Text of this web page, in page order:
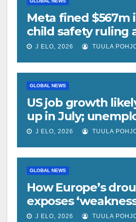
Meta fined $567m
child safety ruling
social media giant
J ELO, 2026 TUULA
GLOBAL NEWS
US job growth
up in July;
rate forecast
J ELO, 2026 TUULA
GLOBAL NEWS
How Europe’s
exposes
fuels’ as Poland
J ELO, 2026 TUULA